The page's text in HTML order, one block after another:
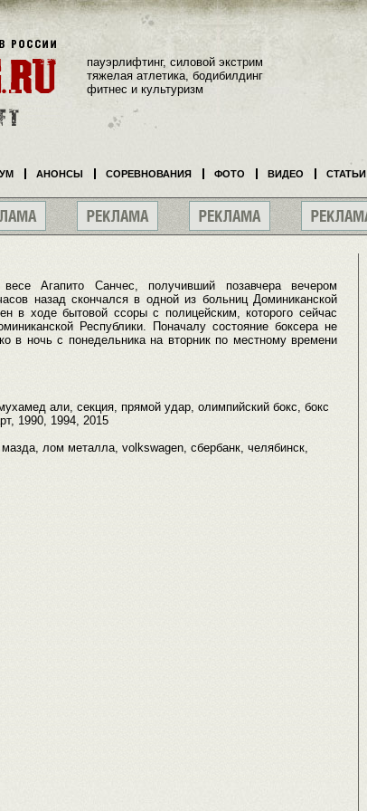
Агапито Санчес, получивший позавчера вечером
назад скончался в одной из больниц Доминиканской
в ходе бытовой ссоры с полицейским, которого сейчас
Республики. Поначалу состояние боксера не
в ночь с понедельника на вторник по местному времени
али, секция, прямой удар, олимпийский бокс, бокс
1990, 1994, 2015
лом металла, volkswagen, сбербанк, челябинск,
пауэрлифтинг, силовой экстрим
тяжелая атлетика, бодибилдинг
фитнес и культуризм
АНОНСЫ СОРЕВНОВАНИЯ ФОТО ВИДЕО СТАТЬИ